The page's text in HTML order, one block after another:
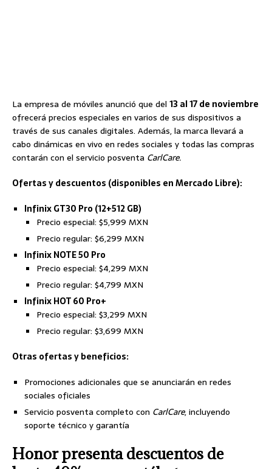
La empresa de móviles anunció que del 13 al 17 de noviembre
ofrecerá precios especiales en varios de sus dispositivos a
través de sus canales digitales. Además, la marca llevará a
cabo dinámicas en vivo en redes sociales y todas las compras
contarán con el servicio posventa CarlCare.
Ofertas y descuentos (disponibles en Mercado Libre):
Infinix GT30 Pro (12+512 GB)
Precio especial: $5,999 MXN
Precio regular: $6,299 MXN
Infinix NOTE 50 Pro
Precio especial: $4,299 MXN
Precio regular: $4,799 MXN
Infinix HOT 60 Pro+
Precio especial: $3,299 MXN
Precio regular: $3,699 MXN
Otras ofertas y beneficios:
Promociones adicionales que se anunciarán en redes
sociales oficiales
Servicio posventa completo con CarlCare, incluyendo
soporte técnico y garantía
Honor presenta descuentos de